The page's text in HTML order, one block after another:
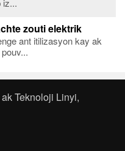
zouti elektrik
ant itilizasyon kay ak
Teknoloji Linyi,